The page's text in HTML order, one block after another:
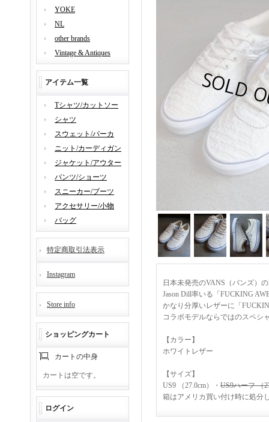
YOKE
NL
other brands
Vintage & Antiques
アイテム一覧
Tシャツ/カットソー
シャツ
スウェット/パーカ
ニット/カーディガン
ジャケット/アウター
パンツ/ショーツ
スニーカー/ブーツ
アクセサリー/小物
バッグ
特定商取引法表示
Instagram
Store info
ショッピングカート
カートの中身
カートは空です。
ログイン
日本未発売のVANS（バンズ）
Jason Dill率いる「FUCKING
かなり分厚いレザーに「
コラボモデルならではのスペシ
【カラー】
ホワイトレザー
【サイズ】
US9 （27.0cm）・ US9ハーフ （
箱はアメリカ買い付け時に処分